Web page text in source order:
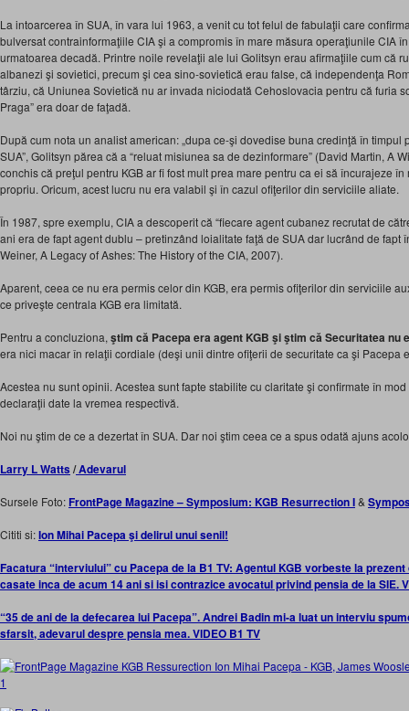
La intoarcerea în SUA, în vara lui 1963, a venit cu tot felul de fabulaţii care
bulversat contrainformaţiile CIA şi a compromis în mare măsura operaţiunile CIA
urmatoarea decadă. Printre noile revelaţii ale lui Golitsyn erau afirmaţiile cum că
albanezi şi sovietici, precum şi cea sino-sovietică erau false, că independenţa
târziu, că Uniunea Sovietică nu ar invada niciodată Cehoslovacia pentru că furia
Praga” era doar de faţadă.
După cum nota un analist american: „dupa ce-şi dovedise buna credinţă în
SUA”, Golitsyn părea că a “reluat misiunea sa de dezinformare” (David Martin, A
conchis că preţul pentru KGB ar fi fost mult prea mare pentru ca ei să încurajeze
propriu. Oricum, acest lucru nu era valabil şi în cazul ofiţerilor din serviciile aliate.
În 1987, spre exemplu, CIA a descoperit că “fiecare agent cubanez recrutat de
ani era de fapt agent dublu – pretinzând loialitate faţă de SUA dar lucrând de fapt
Weiner, A Legacy of Ashes: The History of the CIA, 2007).
Aparent, ceea ce nu era permis celor din KGB, era permis ofiţerilor din serviciile
ce priveşte centrala KGB era limitată.
Pentru a concluziona, ştim că Pacepa era agent KGB şi ştim că Securitatea nu
era nici macar în relaţii cordiale (deşi unii dintre ofiţerii de securitate ca şi Pacepa
Acestea nu sunt opinii. Acestea sunt fapte stabilite cu claritate şi confirmate în
declaraţii date la vremea respectivă.
Noi nu ştim de ce a dezertat în SUA. Dar noi ştim ceea ce a spus odată ajuns
Larry L Watts /Adevarul
Sursele Foto: FrontPage Magazine – Symposium: KGB Resurrection I&
Cititi si:Ion Mihai Pacepa şi delirul unui senil!
Facatura “interviului” cu Pacepa de la B1 TV: Agentul KGB vorbeste la
casate inca de acum 14 ani si isi contrazice avocatul privind pensia de la SIE.
“35 de ani de la defecarea lui Pacepa”. Andrei Badin mi-a luat un interviu
sfarsit, adevarul despre pensia mea. VIDEO B1 TV